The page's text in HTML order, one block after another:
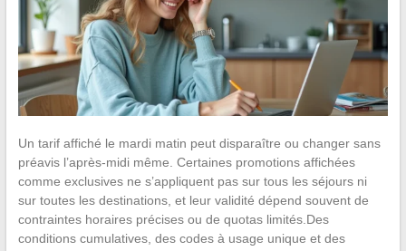
Un tarif affiché le mardi matin peut disparaître ou changer sans
préavis l’après-midi même. Certaines promotions affichées
comme exclusives ne s’appliquent pas sur tous les séjours ni
sur toutes les destinations, et leur validité dépend souvent de
contraintes horaires précises ou de quotas limités.Des
conditions cumulatives, des codes à usage unique et des